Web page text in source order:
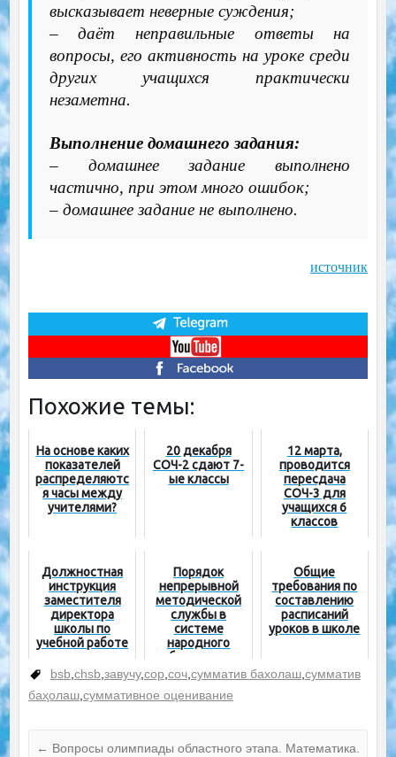
высказывает неверные суждения;
– даёт неправильные ответы на
вопросы, его активность на уроке среди
других учащихся практически
незаметна.
Выполнение домашнего задания:
– домашнее задание выполнено
частично, при этом много ошибок;
– домашнее задание не выполнено.
источник
Похожие темы:
На основе каких
показателей
распределяютс
я часы между
учителями?
20 декабря
СОЧ-2 сдают 7-
ые классы
12 марта,
проводится
пересдача
СОЧ-3 для
учащихся 6
классов
Должностная
инструкция
заместителя
директора
школы по
учебной работе
Порядок
непрерывной
методической
службы в
системе
народного
образования
Общие
требования по
составлению
расписаний
уроков в школе
bsb,chsb,завучу,сор,соч,сумматив бахолаш,сумматив
баҳолаш,суммативное оценивание
← Вопросы олимпиады областного этапа. Математика.